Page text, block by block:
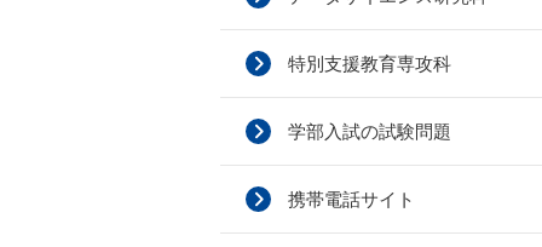
特別支援教育専攻科
学部入試の試験問題
携帯電話サイト